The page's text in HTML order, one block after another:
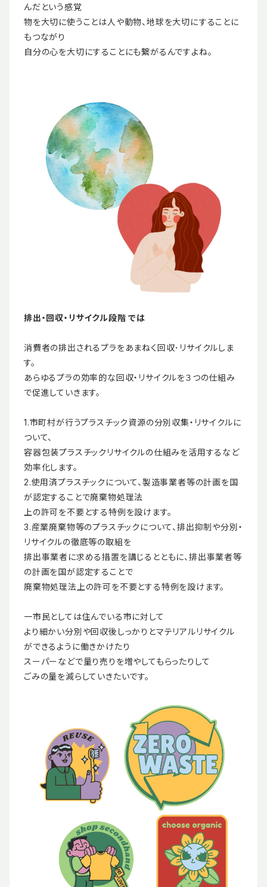
んだという感覚
物を大切に使うことは人や動物、地球を大切にすることに
もつながり
自分の心を大切にすることにも繋がるんですよね。
排出・回収・リサイクル段階 では
消費者の排出されるプラをあまねく回収･リサイクルしま
す。
あらゆるプラの効率的な回収・リサイクルを３つの仕組み
で促進していきます。
1.市町村が行うプラスチック資源の分別収集・リサイクルに
ついて、
容器包装プラスチックリサイクルの仕組みを活用するなど
効率化します。
2.使用済プラスチックについて、製造事業者等の計画を国
が認定することで廃棄物処理法
上の許可を不要とする特例を設けます。
3.産業廃棄物等のプラスチックについて、排出抑制や分別・
リサイクルの徹底等の取組を
排出事業者に求める措置を講じるとともに、排出事業者等
の計画を国が認定することで
廃棄物処理法上の許可を不要とする特例を設けます。
一市民としては住んでいる市に対して
より細かい分別や回収後しっかりとマテリアルリサイクル
ができるように働きかけたり
スーパーなどで量り売りを増やしてもらったりして
ごみの量を減らしていきたいです。